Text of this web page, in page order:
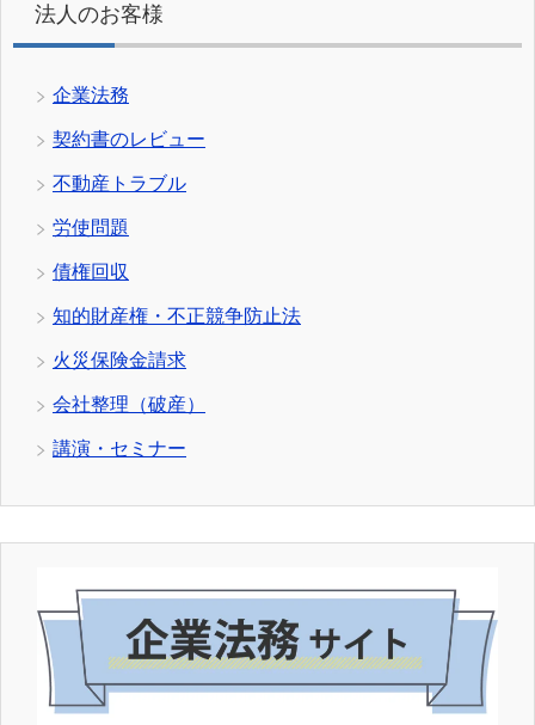
法人のお客様
企業法務
契約書のレビュー
不動産トラブル
労使問題
債権回収
知的財産権・不正競争防止法
火災保険金請求
会社整理（破産）
講演・セミナー